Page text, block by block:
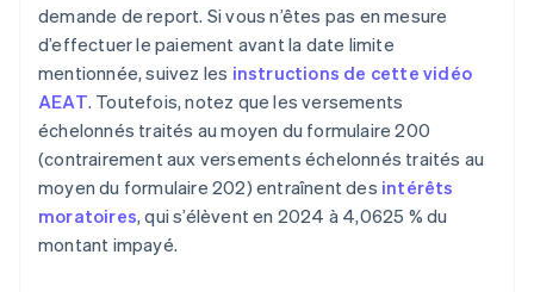
demande de report. Si vous n’êtes pas en mesure
d’effectuer le paiement avant la date limite
mentionnée, suivez les instructions de cette vidéo
AEAT. Toutefois, notez que les versements
échelonnés traités au moyen du formulaire 200
(contrairement aux versements échelonnés traités au
moyen du formulaire 202) entraînent des intérêts
moratoires, qui s’élèvent en 2024 à 4,0625 % du
montant impayé.